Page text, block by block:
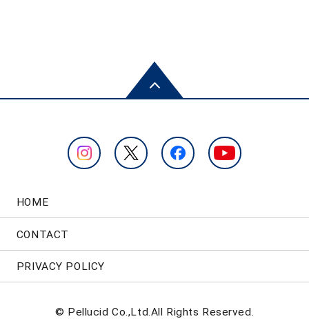
HOME
CONTACT
PRIVACY POLICY
© Pellucid Co.,Ltd.All Rights Reserved.